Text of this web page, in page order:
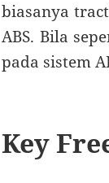
biasanya
ABS. Bila
pada sistem
Key